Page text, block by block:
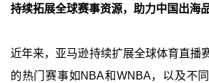
持续拓展全球赛事资源，助力中国出海
近年来，亚马逊持续扩展全球体育直播
的热门赛事如NBA和WNBA，以及不